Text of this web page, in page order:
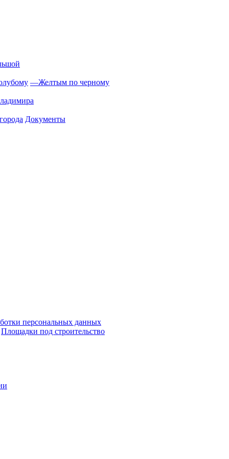
—Желтым по черному
Документы
персональных данных
Площадки под строительство